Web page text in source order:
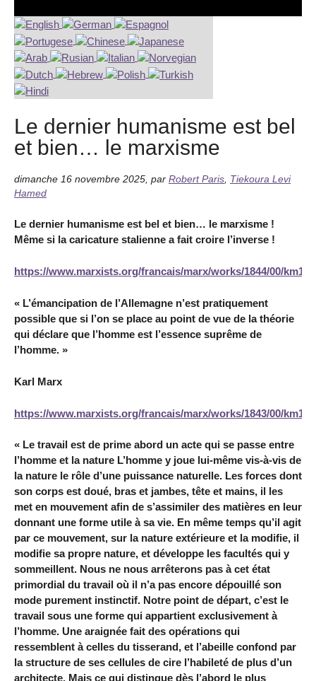
Le dernier humanisme est bel
et bien… le marxisme
dimanche 16 novembre 2025 par Robert Paris Tiekoura Levi
Hamed
Le dernier humanisme est bel et bien… le marxisme !
Même si la caricature stalienne a fait croire l’inverse !
https://www.marxists.org/francais/marx/works/1844/00/
« L’émancipation de l’Allemagne n’est pratiquement
possible que si l’on se place au point de vue de la théorie
qui déclare que l’homme est l’essence suprême de
l’homme. »
Karl Marx
https://www.marxists.org/francais/marx/works/1843/00/
« Le travail est de prime abord un acte qui se passe entre
l’homme et la nature L’homme y joue lui-même vis-à-vis de
la nature le rôle d’une puissance naturelle. Les forces dont
son corps est doué, bras et jambes, tête et mains, il les
met en mouvement afin de s’assimiler des matières en leur
donnant une forme utile à sa vie. En même temps qu’il agit
par ce mouvement, sur la nature extérieure et la modifie, il
modifie sa propre nature, et développe les facultés qui y
sommeillent. Nous ne nous arrêterons pas à cet état
primordial du travail où il n’a pas encore dépouillé son
mode purement instinctif. Notre point de départ, c’est le
travail sous une forme qui appartient exclusivement à
l’homme. Une araignée fait des opérations qui
ressemblent à celles du tisserand, et l’abeille confond par
la structure de ses cellules de cire l’habileté de plus d’un
architecte. Mais ce qui distingue dès l’abord le plus